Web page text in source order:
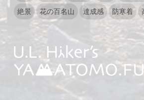
絶景
花の百名山 達成感 防寒着